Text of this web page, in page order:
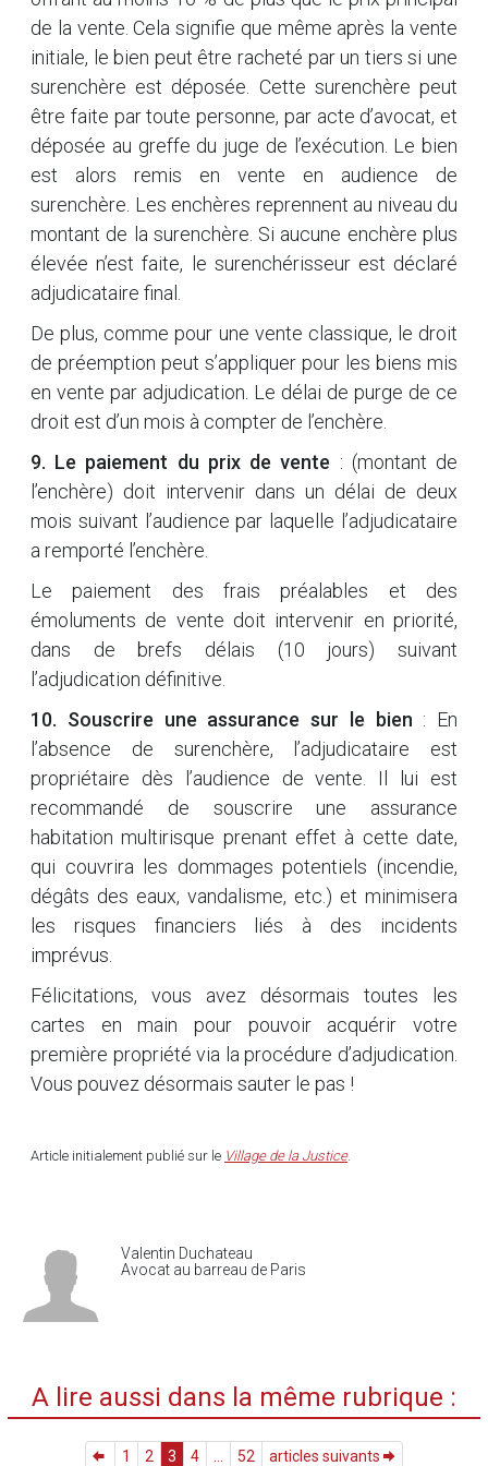
de la vente. Cela signifie que même après la vente
initiale, le bien peut être racheté par un tiers si une
surenchère est déposée. Cette surenchère peut
être faite par toute personne, par acte d’avocat, et
déposée au greffe du juge de l’exécution. Le bien
est alors remis en vente en audience de
surenchère. Les enchères reprennent au niveau du
montant de la surenchère. Si aucune enchère plus
élevée n’est faite, le surenchérisseur est déclaré
adjudicataire final.
De plus, comme pour une vente classique, le droit
de préemption peut s’appliquer pour les biens mis
en vente par adjudication. Le délai de purge de ce
droit est d’un mois à compter de l’enchère.
9. Le paiement du prix de vente : (montant de
l’enchère) doit intervenir dans un délai de deux
mois suivant l’audience par laquelle l’adjudicataire
a remporté l’enchère.
Le paiement des frais préalables et des
émoluments de vente doit intervenir en priorité,
dans de brefs délais (10 jours) suivant
l’adjudication définitive.
10. Souscrire une assurance sur le bien : En
l’absence de surenchère, l’adjudicataire est
propriétaire dès l’audience de vente. Il lui est
recommandé de souscrire une assurance
habitation multirisque prenant effet à cette date,
qui couvrira les dommages potentiels (incendie,
dégâts des eaux, vandalisme, etc.) et minimisera
les risques financiers liés à des incidents
imprévus.
Félicitations, vous avez désormais toutes les
cartes en main pour pouvoir acquérir votre
première propriété via la procédure d’adjudication.
Vous pouvez désormais sauter le pas !
Article initialement publié sur le Village de la Justice.
Valentin Duchateau
Avocat au barreau de Paris
A lire aussi dans la même rubrique :
1 2 3 4 52 articles suivants